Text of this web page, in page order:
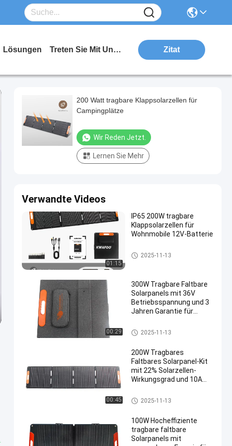
Lösungen Treten Sie Mit Uns In Verbindung Zitat
200 Watt tragbare Klappsolarzellen für
Campingplätze
Wir Reden Jetzt.
Lernen Sie Mehr
Verwandte Videos
01:15
IP65 200W tragbare
Klappsolarzellen für
Wohnmobile 12V-Batterie
Tragbare faltende Sonnenkolle
ktoren
2025-11-13
00:29
300W Tragbare Faltbare
Solarpanels mit 36V
Betriebsspannung und 3
Jahren Garantie für
Tragbare faltende Sonnenkolle
ktoren
2025-11-13
00:45
200W Tragbares
Faltbares Solarpanel-Kit
mit 22% Solarzellen-
Wirkungsgrad und 10A
im Freien
Tragbare faltende Sonnenkolle
ktoren
2025-11-13
100W Hocheffiziente
tragbare faltbare
Solarpanels mit